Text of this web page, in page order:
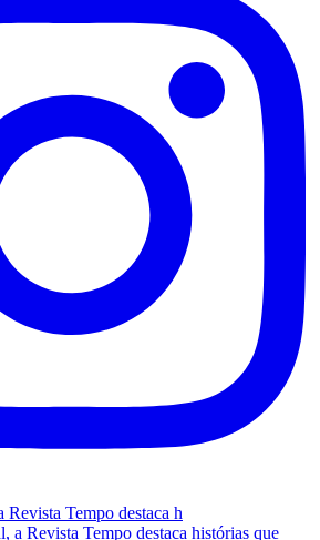
Revista Tempo destaca h